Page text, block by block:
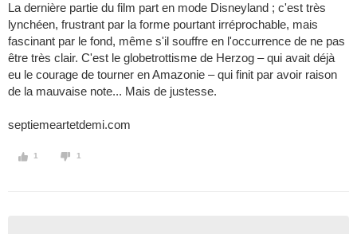
La dernière partie du film part en mode Disneyland ; c'est très
lynchéen, frustrant par la forme pourtant irréprochable, mais
fascinant par le fond, même s'il souffre en l'occurrence de ne pas
être très clair. C'est le globetrottisme de Herzog – qui avait déjà
eu le courage de tourner en Amazonie – qui finit par avoir raison
de la mauvaise note... Mais de justesse.
septiemeartetdemi.com
1 1